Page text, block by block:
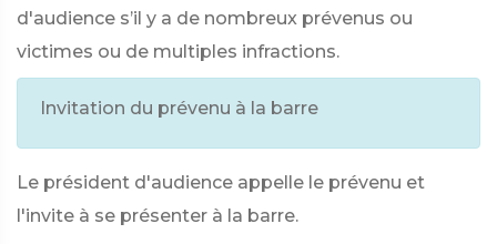
d'audience s’il y a de nombreux prévenus ou
victimes ou de multiples infractions.
Invitation du prévenu à la barre
Le président d'audience appelle le prévenu et
l'invite à se présenter à la barre.